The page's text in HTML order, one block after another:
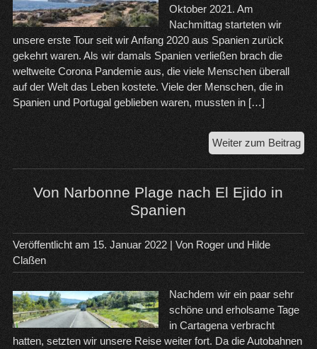
Oktober 2021. Am
Nachmittag starteten wir
unsere erste Tour seit wir Anfang 2020 aus Spanien zurück
gekehrt waren. Als wir damals Spanien verließen brach die
weltweite Corona Pandemie aus, die viele Menschen überall
auf der Welt das Leben kostete. Viele der Menschen, die in
Spanien und Portugal geblieben waren, mussten in […]
Weiter zum BeitragMit
Von Narbonne Plage nach El Ejido in
Spanien
Veröffentlicht am 15. Januar 2022| Von Roger und Hilde
Claßen
Nachdem wir ein paar sehr
schöne und erholsame Tage
in Cartagena verbracht
hatten, setzten wir unsere Reise weiter fort. Da die Autobahnen